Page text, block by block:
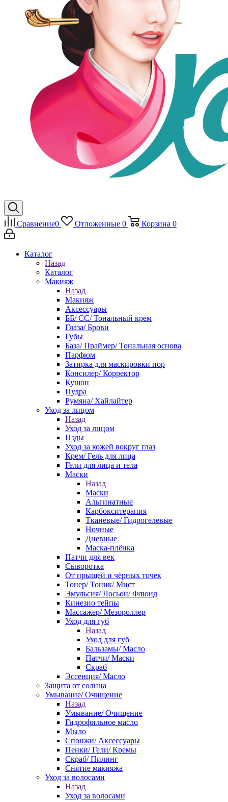
Сравнение0 Отложенные 0 Корзина 0
Каталог
Назад
Каталог
Макияж
Назад
Макияж
Аксессуары
ББ/ СС/ Тональный крем
Глаза/ Брови
Губы
База/ Праймер/ Тональная основа
Парфюм
Затирка для маскировки пор
Консилер/ Корректор
Кушон
Пудра
Румяна/ Хайлайтер
Уход за лицом
Назад
Уход за лицом
Пэды
Уход за кожей вокруг глаз
Крем/ Гель для лица
Гели для лица и тела
Маски
Назад
Маски
Альгинатные
Карбокситерапия
Тканевые/ Гидрогелевые
Ночные
Дневные
Маска-плёнка
Патчи для век
Сыворотка
От прыщей и чёрных точек
Тонер/ Тоник/ Мист
Эмульсия/ Лосьон/ Флюид
Кинезио тейпы
Массажер/ Мезороллер
Уход для губ
Назад
Уход для губ
Бальзамы/ Масло
Патчи/ Маски
Скраб
Эссенция/ Масло
Защита от солнца
Умывание/ Очищение
Назад
Умывание/ Очищение
Гидрофильное масло
Мыло
Спонжи/ Аксессуары
Пенки/ Гели/ Кремы
Скраб/ Пилинг
Снятие макияжа
Уход за волосами
Назад
Уход за волосами